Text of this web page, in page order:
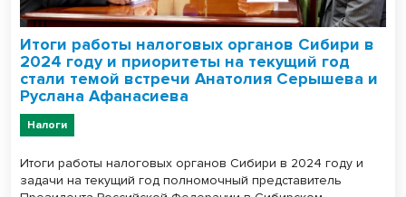
Итоги работы налоговых органов Сибири в
2024 году и приоритеты на текущий год
стали темой встречи Анатолия Серышева и
Руслана Афанасиева
Налоги
Итоги работы налоговых органов Сибири в 2024 году и
задачи на текущий год полномочный представитель